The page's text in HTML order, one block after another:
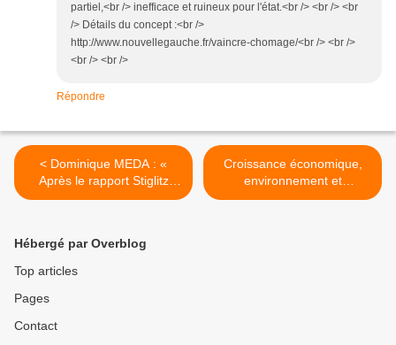
partiel,<br /> inefficace et ruineux pour l'état.<br /> <br /> <br
/> Détails du concept :<br />
http://www.nouvellegauche.fr/vaincre-chomage/<br /> <br />
<br /> <br />
Répondre
< Dominique MEDA : «
Après le rapport Stiglitz
comment mesurer la
Croissance économique,
environnement et
développement durable >
Hébergé par Overblog
Top articles
Pages
Contact